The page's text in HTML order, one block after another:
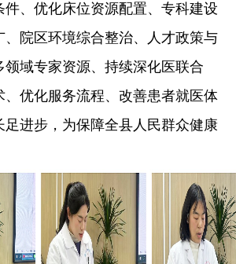
件、优化床位资源配置、专科建设
、院区环境综合整治、人才政策与
领域专家资源、持续深化医联合
、优化服务流程、改善患者就医体
足进步，为保障全县人民群众健康